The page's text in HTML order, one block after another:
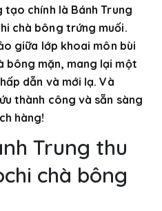
chính là Bánh Trung
chà bông trứng muối.
giữa lớp khoai môn bùi
bông mặn, mang lại một
dẫn và mới lạ. Và
thành công và sẵn sàng
hàng!
Trung thu
chà bông